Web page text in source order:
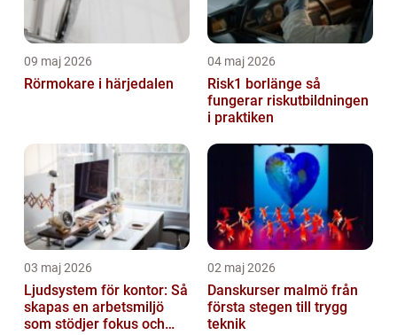
09 maj 2026
Rörmokare i härjedalen
04 maj 2026
Risk1 borlänge så
fungerar riskutbildningen
i praktiken
03 maj 2026
Ljudsystem för kontor: Så
skapas en arbetsmiljö
som stödjer fokus och
02 maj 2026
Danskurser malmö från
första stegen till trygg
teknik